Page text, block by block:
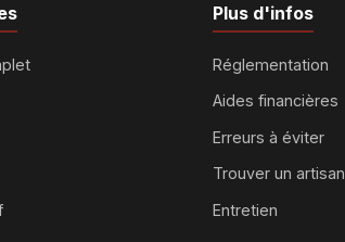
Plus d'infos
Réglementation
Aides financières
Erreurs à éviter
Trouver un artisan
Entretien